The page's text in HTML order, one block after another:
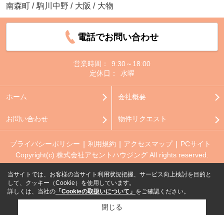
南森町 / 駒川中野 / 大阪 / 大物
電話でお問い合わせ
営業時間：
9:30～18:00
定休日：
水曜
ホーム 会社概要
お問い合わせ 物件リクエスト
プライバシーポリシー 利用規約 アクセスマップ
PCサイト
Copyright(c) 株式会社アセントハウジング All rights reserved.
当サイトでは、お客様の当サイト利用状況把握、サービス向上検討を目的と
して、クッキー（Cookie）を使用しています。
詳しくは、当社の 「Cookieの取扱いについて」 をご確認ください。
閉じる